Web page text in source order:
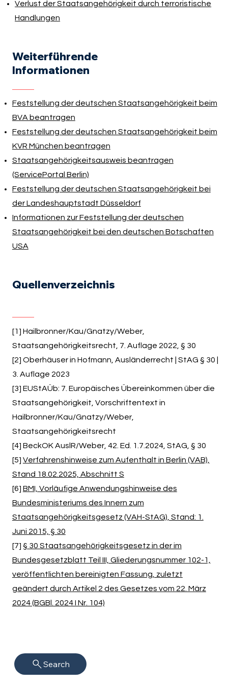
Verlust der Staatsangehörigkeit durch terroristische
Handlungen
Weiterführende
Informationen
Feststellung der deutschen Staatsangehörigkeit beim
BVA beantragen
Feststellung der deutschen Staatsangehörigkeit beim
KVR München beantragen
Staatsangehörigkeitsausweis beantragen
(ServicePortal Berlin)
Feststellung der deutschen Staatsangehörigkeit bei
der Landeshauptstadt Düsseldorf
Informationen zur Feststellung der deutschen
Staatsangehörigkeit bei den deutschen Botschaften
USA
Quellenverzeichnis
[1] Hailbronner/Kau/Gnatzy/Weber,
Staatsangehörigkeitsrecht, 7. Auflage 2022, § 30
[2] Oberhäuser in Hofmann, Ausländerrecht | StAG § 30 |
3. Auflage 2023
[3] EUStAÜb: 7. Europäisches Übereinkommen über die
Staatsangehörigkeit, Vorschriftentext in
Hailbronner/Kau/Gnatzy/Weber,
Staatsangehörigkeitsrecht
[4] BeckOK AuslR/Weber, 42. Ed. 1.7.2024, StAG, § 30
[5] Verfahrenshinweise zum Aufenthalt in Berlin (VAB),
Stand 18.02.2025, Abschnitt S
[6] BMI, Vorläufige Anwendungshinweise des
Bundesministeriums des Innern zum
Staatsangehörigkeitsgesetz (VAH-StAG), Stand: 1.
Juni 2015, § 30
[7] § 30 Staatsangehörigkeitsgesetz in der im
Bundesgesetzblatt Teil III, Gliederungsnummer 102-1,
veröffentlichten bereinigten Fassung, zuletzt
geändert durch Artikel 2 des Gesetzes vom 22. März
2024 (BGBl. 2024 I Nr. 104)
Search